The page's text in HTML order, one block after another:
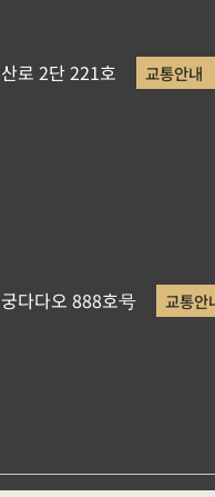
로 2단 221호 교통안내
다다오 888호号 교통안